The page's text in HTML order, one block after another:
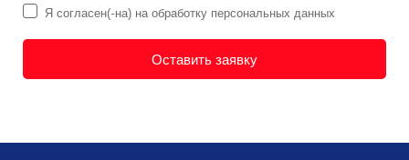
Оставить заявку
Я согласен(-на) на обработку персональных данных